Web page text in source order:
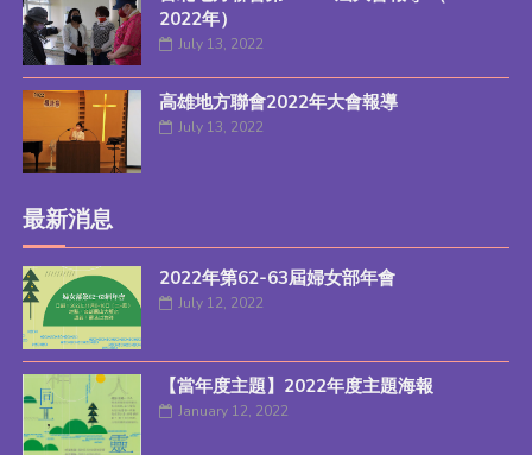
2022年）
July 13, 2022
高雄地方聯會2022年大會報導
July 13, 2022
最新消息
2022年第62-63屆婦女部年會
July 12, 2022
【當年度主題】2022年度主題海報
January 12, 2022